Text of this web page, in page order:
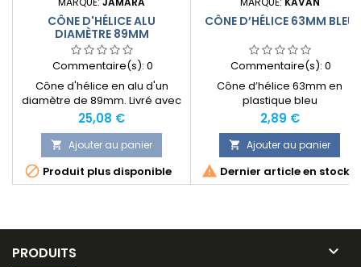
CÔNE D'HÉLICE ALU
DIAMÈTRE 89MM
Commentaire(s): 0
Cône d'hélice en alu d'un
diamètre de 89mm . Livré avec
flasque alu et
embout/adaptateur de
serrage.
Prix
25,08 €
 Ajouter au panier
 Produit plus disponible
CÔNE D’HÉLICE 63MM BLEU
Commentaire(s): 0
Cône d’hélice 63mm en
plastique bleu
Prix
2,89 €
 Ajouter au panier
 Dernier article en stock
PRODUITS 